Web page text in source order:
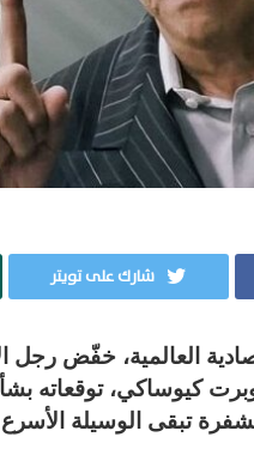
شارك على تويتر
العالمية، خفّض رجل
تبقى الوسيلة الأسرع